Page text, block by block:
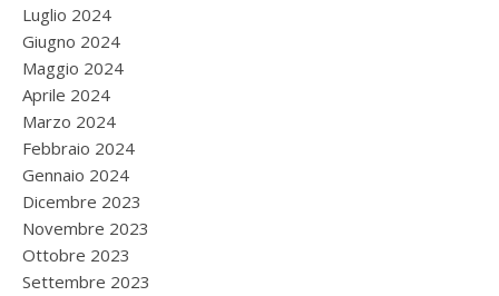
Luglio 2024
Giugno 2024
Maggio 2024
Aprile 2024
Marzo 2024
Febbraio 2024
Gennaio 2024
Dicembre 2023
Novembre 2023
Ottobre 2023
Settembre 2023